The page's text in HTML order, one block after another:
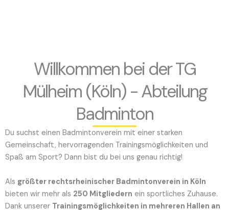
Willkommen bei der TG
Mülheim (Köln) - Abteilung
Badminton
Du suchst einen Badmintonverein mit einer starken
Gemeinschaft, hervorragenden Trainingsmöglichkeiten und
Spaß am Sport? Dann bist du bei uns genau richtig!
Als größter rechtsrheinischer Badmintonverein in Köln
bieten wir mehr als 250 Mitgliedern ein sportliches Zuhause.
Dank unserer Trainingsmöglichkeiten in mehreren Hallen an